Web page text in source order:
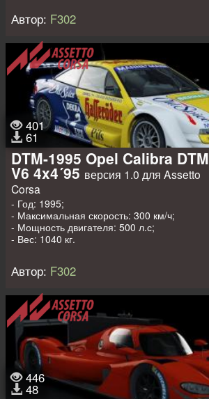
Автор: F302
401
61
DTM-1995 Opel Calibra DTM
V6 4x4´95 версия 1.0 для Assetto
Corsa
- Год: 1995;
- Максимальная скорость: 300 км/ч;
- Мощность двигателя: 500 л.с;
- Вес: 1040 кг.
Автор: F302
446
48